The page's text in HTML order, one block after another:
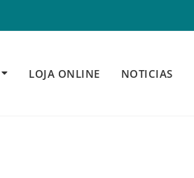
LOJA ONLINE NOTICIAS